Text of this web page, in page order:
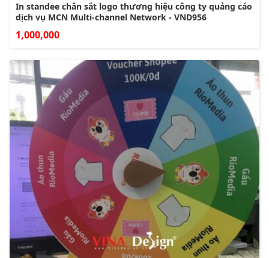
In standee chân sắt logo thương hiệu công ty quảng cáo
dịch vụ MCN Multi-channel Network - VND956
1,000,000